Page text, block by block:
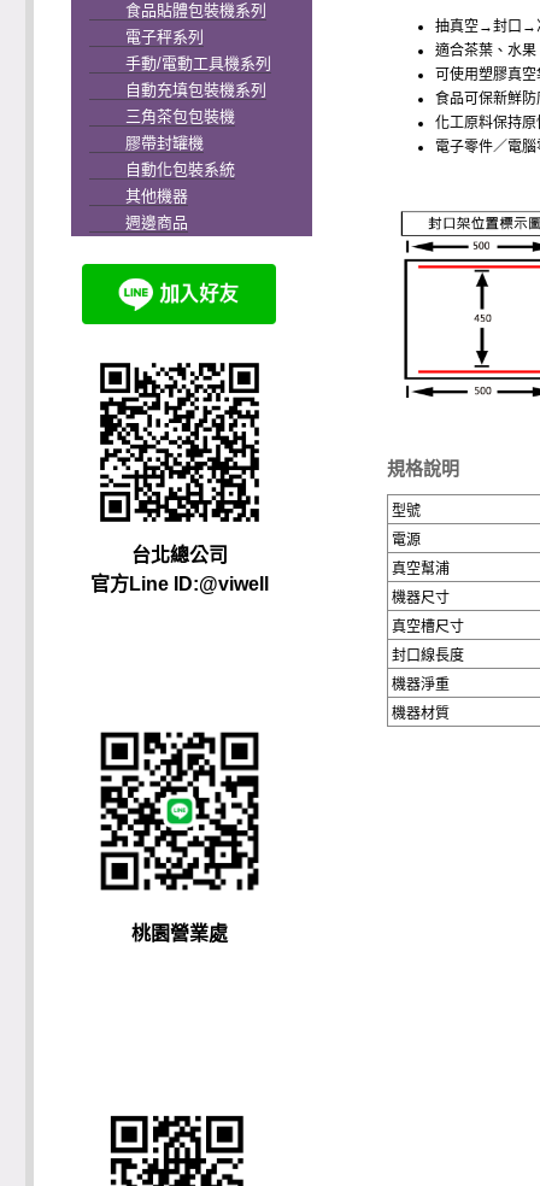
食品貼體包裝機系列
電子秤系列
手動/電動工具機系列
自動充填包裝機系列
三角茶包包裝機
膠帶封罐機
自動化包裝系統
其他機器
週邊商品
台北總公司
官方Line ID:@viwell
桃園營業處
抽真空→封口→
適合茶葉、水
可使用塑膠真
食品可保新鮮防
化工原料保持原
電子零件／電
規格說明
型號
電源
真空幫浦
機器尺寸
真空槽尺寸
封口線長度
機器淨重
機器材質